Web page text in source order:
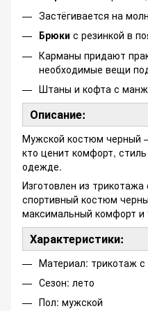
Застёгивается на
Брюки с резинкой в
Карманы придают
необходимые вещи
Штаны и кофта с
Описание:
Мужской костюм черный
кто ценит комфорт,
одежде.
Изготовлен из
спортивный костюм
максимальный комфорт и
Характеристики:
Материал: трикотаж с
Сезон: лето
Пол: мужской